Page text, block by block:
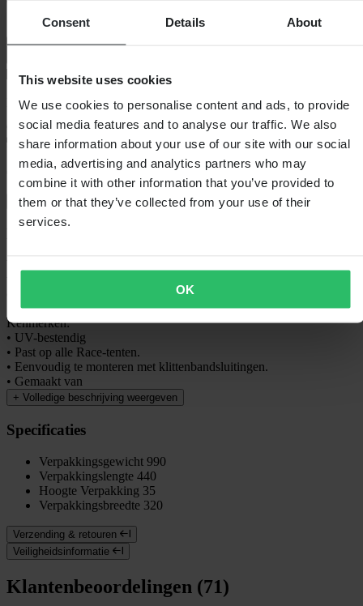
Consent Details About
This website uses cookies
We use cookies to personalise content and ads, to provide
social media features and to analyse our traffic. We also
share information about your use of our site with our social
media, advertising and analytics partners who may
combine it with other information that you’ve provided to
them or that they’ve collected from your use of their
services.
OK
Bezorging: 5–9 werkdagen
60 dagen retourrecht
Bekijk retourvoorwaarden
Kenmerken:
• UV-bestendig
• Past op alle Race-tenten.
• Eenvoudig te monteren met klittenbandsluitingen.
• Gemaakt van
+ Volledige beschrijving weergeven
Specificaties
Verpakkingsgewicht 990
Verpakkingslengte 440
Hoogte Verpakking 35
Verpakkingsbreedte 320
Verzending & retouren
Veiligheidsinformatie
Klantenbeoordelingen (71)